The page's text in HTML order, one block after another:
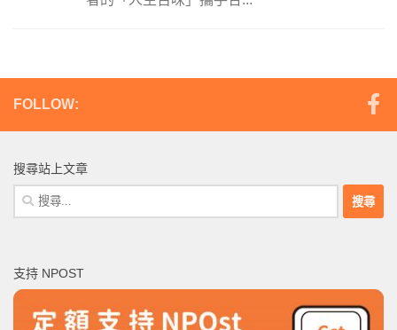
FOLLOW:
搜尋站上文章
搜
尋
字:
支持 NPOST